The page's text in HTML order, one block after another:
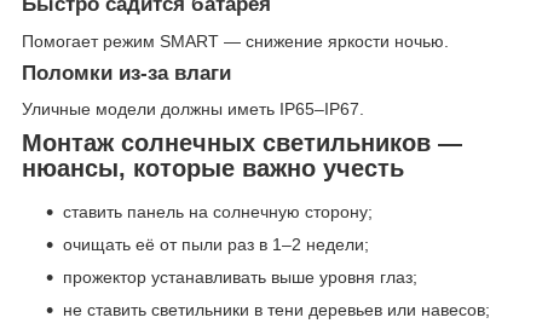
Помогает режим SMART — снижение яркости ночью.
Поломки из-за влаги
Уличные модели должны иметь IP65–IP67.
Монтаж солнечных светильников —
нюансы, которые важно учесть
ставить панель на солнечную сторону;
очищать её от пыли раз в 1–2 недели;
прожектор устанавливать выше уровня глаз;
не ставить светильники в тени деревьев или навесов;